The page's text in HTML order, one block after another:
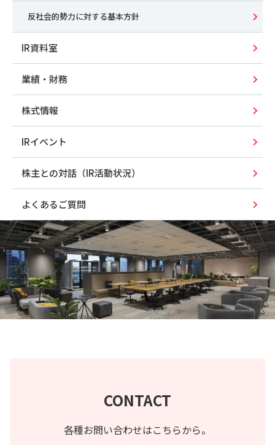
反社会的勢力に対する基本方針
IR資料室
業績・財務
株式情報
IRイベント
株主との対話（IR活動状況）
よくあるご質問
CONTACT
各種お問い合わせはこちらから。